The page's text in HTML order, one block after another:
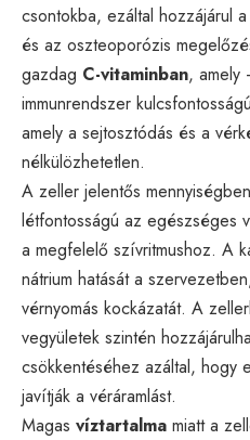
csontokba, ezáltal hozzájárul
és az oszteoporózis
gazdag C-vitaminban, amely
immunrendszer
amely a sejtosztódás és a
nélkülözhetetlen.
A zeller jelentős
létfontosságú az egészséges
a megfelelő szívritmushoz. A
nátrium hatását a
vérnyomás kockázatát. A
vegyületek szintén
csökkentéséhez azáltal, hogy
javítják a véráramlást.
Magas víztartalma miatt a